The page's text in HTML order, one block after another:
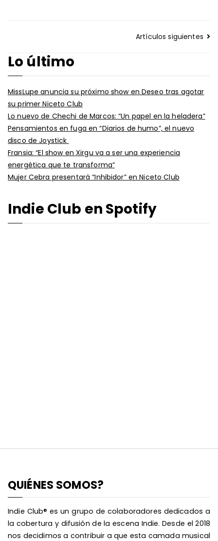
entradas
Artículos siguientes
Lo último
MissLupe anuncia su próximo show en Deseo tras agotar
su primer Niceto Club
Lo nuevo de Chechi de Marcos: “Un papel en la heladera”
Pensamientos en fuga en “Diarios de humo”, el nuevo
disco de Joystick
Fransia: “El show en Xirgu va a ser una experiencia
energética que te transforma”
Mujer Cebra presentará “Inhibidor” en Niceto Club
Indie Club en Spotify
QUIÉNES SOMOS?
Indie Club® es un grupo de colaboradores dedicados a
la cobertura y difusión de la escena Indie. Desde el 2018
nos decidimos a contribuir a que esta camada musical